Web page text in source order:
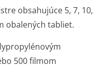
obsahujúce 5, 7, 10,
obalených tabliet.
500 filmom